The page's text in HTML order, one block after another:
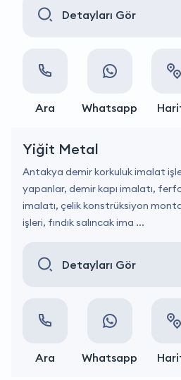
Detayları Gör
Ara Whatsapp
Yiğit Metal
Antakya demir korkuluk imalat
yapanlar, demir kapı imalatı,
imalatı, çelik konstrüksiyon
işleri, fındık salıncak ima ...
Detayları Gör
Ara Whatsapp